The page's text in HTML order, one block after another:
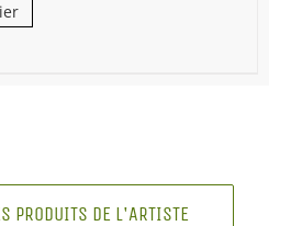
PRODUITS DE L'ARTISTE